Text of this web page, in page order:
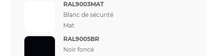
RAL9003MAT
Blanc de sécurité
Mat
RAL9005BR
Noir foncé